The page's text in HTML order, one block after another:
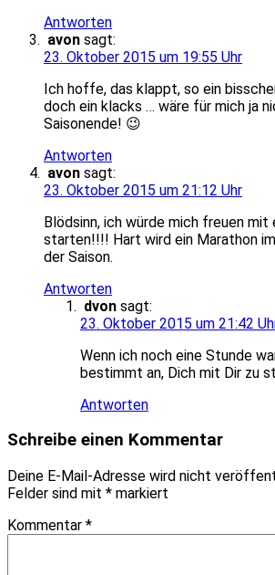
Antworten
avon sagt:
23. Oktober 2015 um 19:55 Uhr
Ich hoffe, das klappt, so ein
doch ein klacks … wäre für mich ja
Saisonende! 😉
Antworten
avon sagt:
23. Oktober 2015 um 21:12 Uhr
Blödsinn, ich würde mich freuen mit
starten!!!! Hart wird ein Marathon
der Saison.
Antworten
dvon sagt:
23. Oktober 2015 um 21:42
Wenn ich noch eine Stunde
bestimmt an, Dich mit Dir zu
Antworten
Schreibe einen Kommentar
Deine E-Mail-Adresse wird nicht
Felder sind mit * markiert
Kommentar *